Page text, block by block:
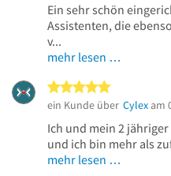
Ein sehr schön
Assistenten, die
v...
mehr lesen …
ein Kunde über Cylex am
Ich und mein 2
und ich bin mehr als
mehr lesen …